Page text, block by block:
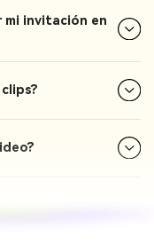
invitación en